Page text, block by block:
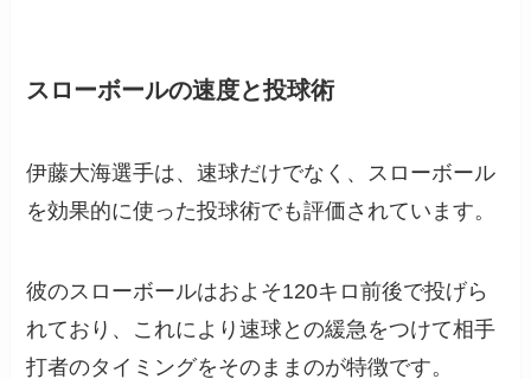
スローボールの速度と投球術
伊藤大海選手は、速球だけでなく、スローボール
を効果的に使った投球術でも評価されています。
彼のスローボールはおよそ120キロ前後で投げら
れており、これにより速球との緩急をつけて相手
打者のタイミングをそのままのが特徴です。